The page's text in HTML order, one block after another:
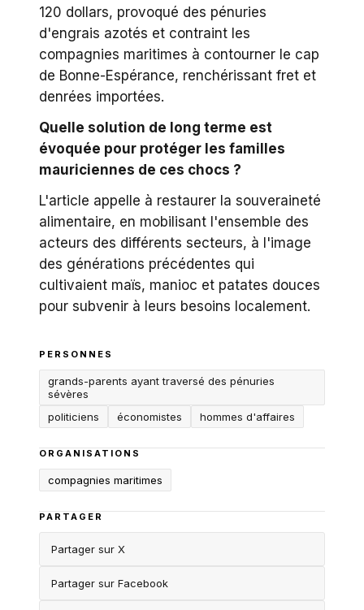
120 dollars, provoqué des pénuries
d'engrais azotés et contraint les
compagnies maritimes à contourner le cap
de Bonne-Espérance, renchérissant fret et
denrées importées.
Quelle solution de long terme est
évoquée pour protéger les familles
mauriciennes de ces chocs ?
L'article appelle à restaurer la souveraineté
alimentaire, en mobilisant l'ensemble des
acteurs des différents secteurs, à l'image
des générations précédentes qui
cultivaient maïs, manioc et patates douces
pour subvenir à leurs besoins localement.
PERSONNES
grands-parents ayant traversé des pénuries
sévères
politiciens
économistes hommes d'affaires
ORGANISATIONS
compagnies maritimes
PARTAGER
Partager sur X
Partager sur Facebook